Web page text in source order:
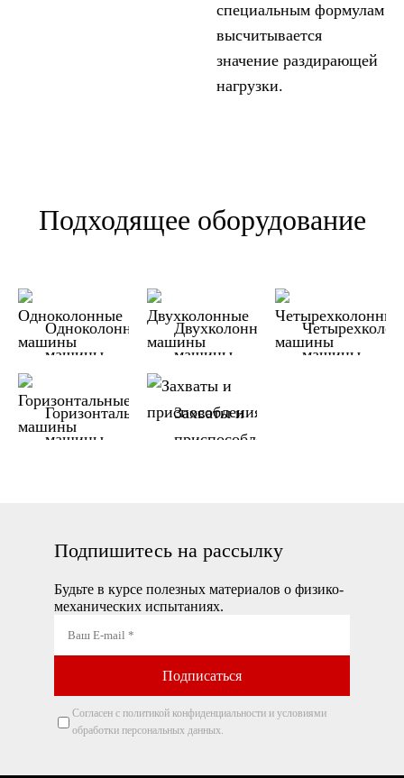
специальным формулам
высчитывается
значение раздирающей
нагрузки.
Подходящее оборудование
Одноколонные
машины
Двухколонные
машины
машины
Горизонтальные
машины
Захваты и
приспособления
Подпишитесь на рассылку
Будьте в курсе полезных материалов о физико-
механических испытаниях.
Согласен с политикой конфиденциальности и условиями
обработки персональных данных.